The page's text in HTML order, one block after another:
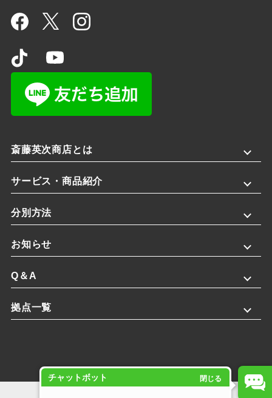
斎藤英次商店とは
サービス・商品紹介
分別方法
お知らせ
Q＆A
拠点一覧
チャットボット 閉じる